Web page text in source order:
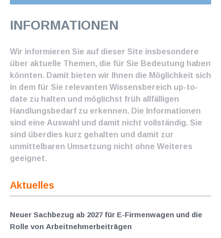
INFORMATIONEN
Wir informieren Sie auf dieser Site insbesondere
über aktuelle Themen, die für Sie Bedeutung haben
könnten. Damit bieten wir Ihnen die Möglichkeit sich
in dem für Sie relevanten Wissensbereich up-to-
date zu halten und möglichst früh allfälligen
Handlungsbedarf zu erkennen. Die Informationen
sind eine Auswahl und damit nicht vollständig. Sie
sind überdies kurz gehalten und damit zur
unmittelbaren Umsetzung nicht ohne Weiteres
geeignet.
Aktuelles
Neuer Sachbezug ab 2027 für E-Firmenwagen und die
Rolle von Arbeitnehmer​­beiträgen